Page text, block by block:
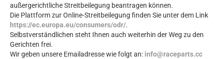
außergerichtliche Streitbeilegung beantragen können.
Die Plattform zur Online-Streitbeilegung finden Sie unter dem Link
https://ec.europa.eu/consumers/odr/.
Selbstverständlichen steht Ihnen auch weiterhin der Weg zu den
Gerichten frei.
Wir geben unsere Emailadresse wie folgt an: info@raceparts.cc